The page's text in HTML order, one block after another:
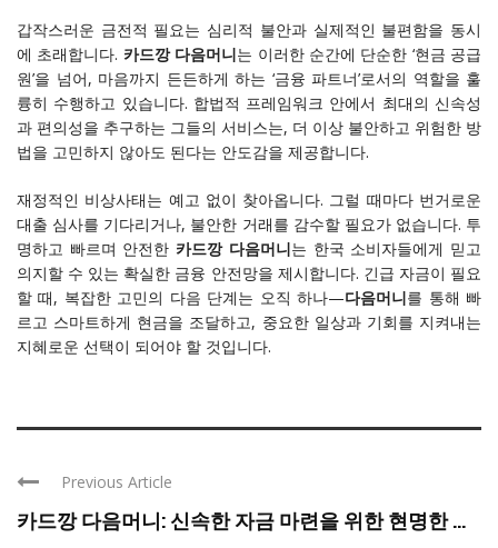
갑작스러운 금전적 필요는 심리적 불안과 실제적인 불편함을 동시
에 초래합니다. 카드깡 다음머니는 이러한 순간에 단순한 ‘현금 공급
원’을 넘어, 마음까지 든든하게 하는 ‘금융 파트너’로서의 역할을 훌
륭히 수행하고 있습니다. 합법적 프레임워크 안에서 최대의 신속성
과 편의성을 추구하는 그들의 서비스는, 더 이상 불안하고 위험한 방
법을 고민하지 않아도 된다는 안도감을 제공합니다.
재정적인 비상사태는 예고 없이 찾아옵니다. 그럴 때마다 번거로운
대출 심사를 기다리거나, 불안한 거래를 감수할 필요가 없습니다. 투
명하고 빠르며 안전한 카드깡 다음머니는 한국 소비자들에게 믿고
의지할 수 있는 확실한 금융 안전망을 제시합니다. 긴급 자금이 필요
할 때, 복잡한 고민의 다음 단계는 오직 하나—다음머니를 통해 빠
르고 스마트하게 현금을 조달하고, 중요한 일상과 기회를 지켜내는
지혜로운 선택이 되어야 할 것입니다.
Previous Article
카드깡 다음머니: 신속한 자금 마련을 위한 현명한 ...